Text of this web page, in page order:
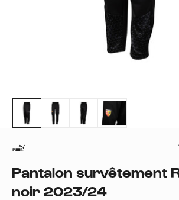
Pantalon survêtement
noir 2023/24